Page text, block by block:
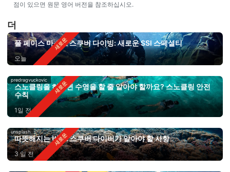
점이 있으면 원문 영어 버전을 참조하십시오.
더
풀 페이스 마스크 스쿠버 다이빙: 새로운 SSI 스페셜티
오늘
predragvuckovic
스노클링을 하려면 수영을 할 줄 알아야 할까요? 스노클링 안전
수칙
1일 전
unsplash
따뜻해지는 바다: 스쿠버 다이버가 알아야 할 사항
3 일 전